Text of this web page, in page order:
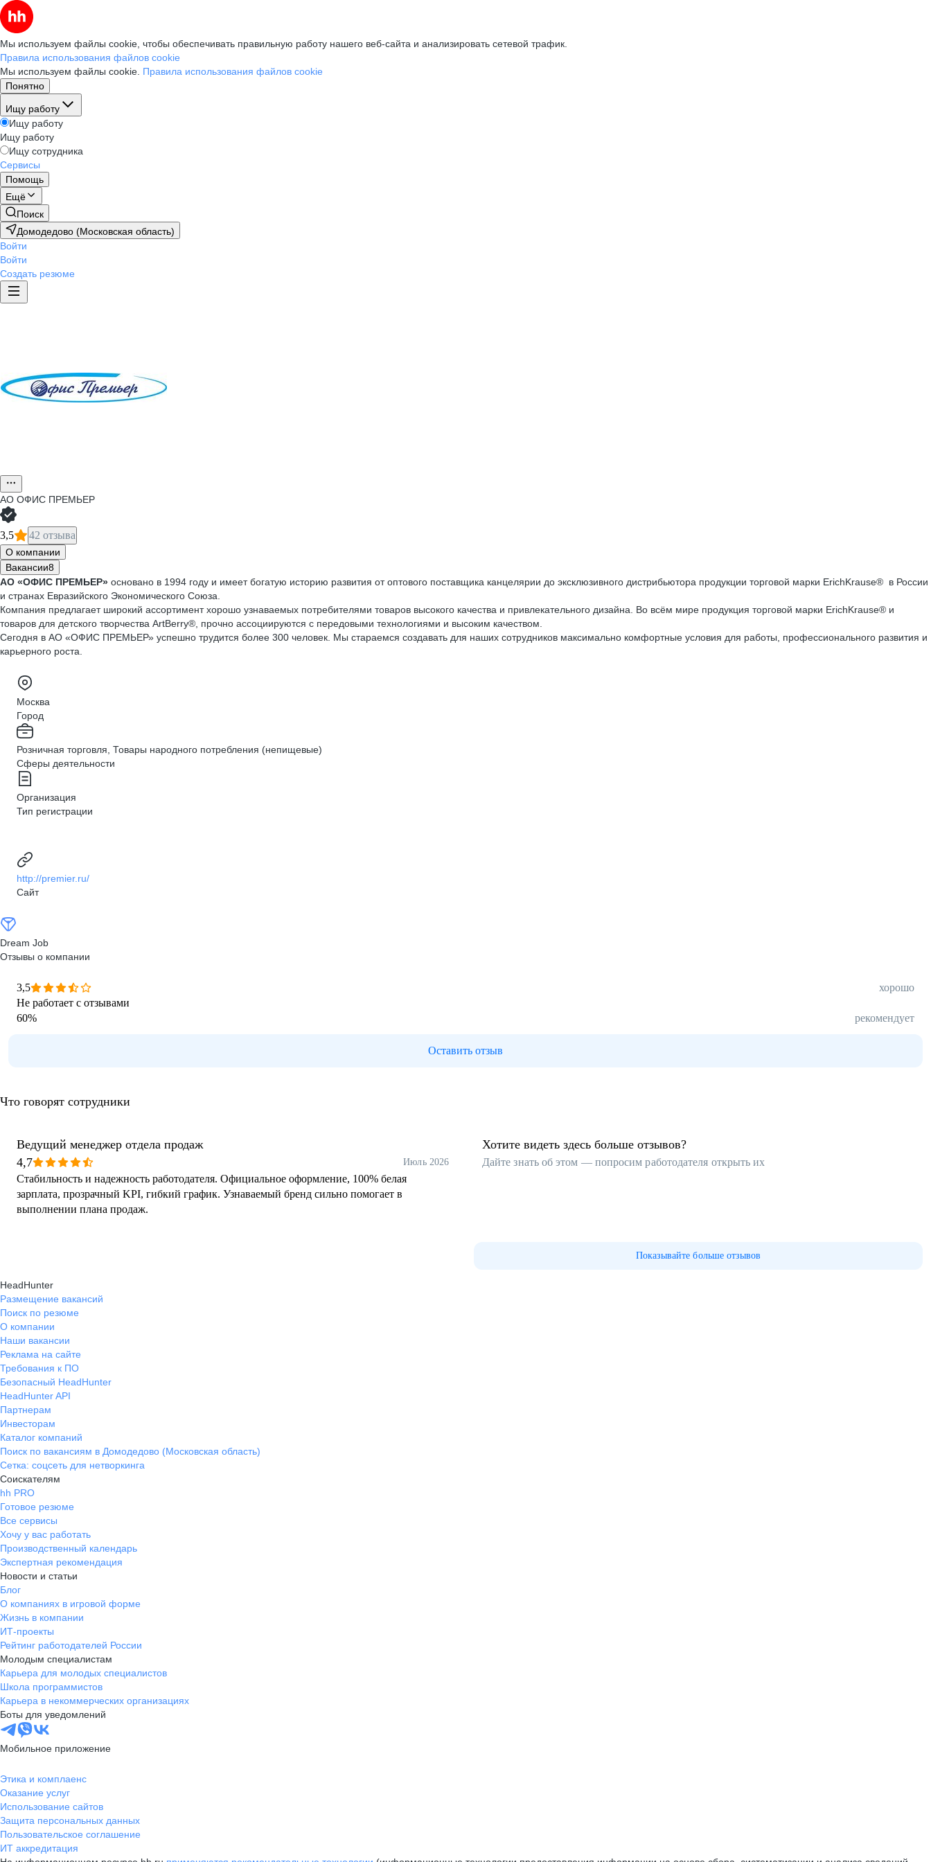
Мы используем файлы cookie, чтобы обеспечивать правильную работу нашего веб-сайта и анализировать сетевой трафик.
Правила использования файлов cookie
Мы используем файлы cookie. Правила использования файлов cookie
Понятно
Ищу работу
Ищу работу
Ищу работу
Ищу сотрудника
Сервисы
Помощь
Ещё
Поиск
Домодедово (Московская область)
Войти
Войти
Создать резюме
АО ОФИС ПРЕМЬЕР
3,5 42 отзыва
О компании
Вакансии8
АО «ОФИС ПРЕМЬЕР» основано в 1994 году и имеет богатую историю развития от оптового поставщика канцелярии до эксклюзивного дистрибьютора продукции торговой марки ErichKrause® в России
и странах Евразийского Экономического Союза.
Компания предлагает широкий ассортимент хорошо узнаваемых потребителями товаров высокого качества и привлекательного дизайна. Во всём мире продукция торговой марки ErichKrause® и
товаров для детского творчества ArtBerry®, прочно ассоциируются с передовыми технологиями и высоким качеством.
Сегодня в АО «ОФИС ПРЕМЬЕР» успешно трудится более 300 человек. Мы стараемся создавать для наших сотрудников максимально комфортные условия для работы, профессионального развития и
карьерного роста.
Москва
Город
Розничная торговля, Товары народного потребления (непищевые)
Сферы деятельности
Организация
Тип регистрации
http://premier.ru/
Сайт
Dream Job
Отзывы о компании
3,5
хорошо
Не работает с отзывами
60% рекомендует
Оставить отзыв
Что говорят сотрудники
Ведущий менеджер отдела продаж
4,7
Июль 2026
Стабильность и надежность работодателя. Официальное оформление, 100% белая
зарплата, прозрачный KPI, гибкий график. Узнаваемый бренд сильно помогает в
выполнении плана продаж.
Хотите видеть здесь больше отзывов?
Дайте знать об этом — попросим работодателя открыть их
Показывайте больше отзывов
HeadHunter
Размещение вакансий
Поиск по резюме
О компании
Наши вакансии
Реклама на сайте
Требования к ПО
Безопасный HeadHunter
HeadHunter API
Партнерам
Инвесторам
Каталог компаний
Поиск по вакансиям в Домодедово (Московская область)
Сетка: соцсеть для нетворкинга
Соискателям
hh PRO
Готовое резюме
Все сервисы
Хочу у вас работать
Производственный календарь
Экспертная рекомендация
Новости и статьи
Блог
О компаниях в игровой форме
Жизнь в компании
ИТ-проекты
Рейтинг работодателей России
Молодым специалистам
Карьера для молодых специалистов
Школа программистов
Карьера в некоммерческих организациях
Боты для уведомлений
Мобильное приложение
Этика и комплаенс
Оказание услуг
Использование сайтов
Защита персональных данных
Пользовательское соглашение
ИТ аккредитация